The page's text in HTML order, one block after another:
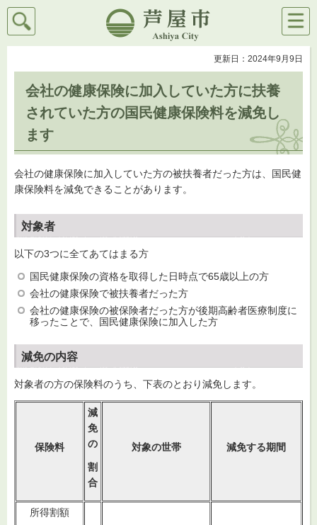
芦屋市
検索
メニ
ュー
更新日：2024年9月9日
会社の健康保険に加入していた方に扶養
されていた方の国民健康保険料を減免し
ます
会社の健康保険に加入していた方の被扶養者だった方は、国民健
康保険料を減免できることがあります。
対象者
以下の3つに全てあてはまる方
国民健康保険の資格を取得した日時点で65歳以上の方
会社の健康保険で被扶養者だった方
会社の健康保険の被保険者だった方が後期高齢者医療制度に
移ったことで、国民健康保険に加入した方
減免の内容
対象者の方の保険料のうち、下表のとおり減免します。
保険料
減
免
の
割
合
対象の世帯 減免する期間
所得割額